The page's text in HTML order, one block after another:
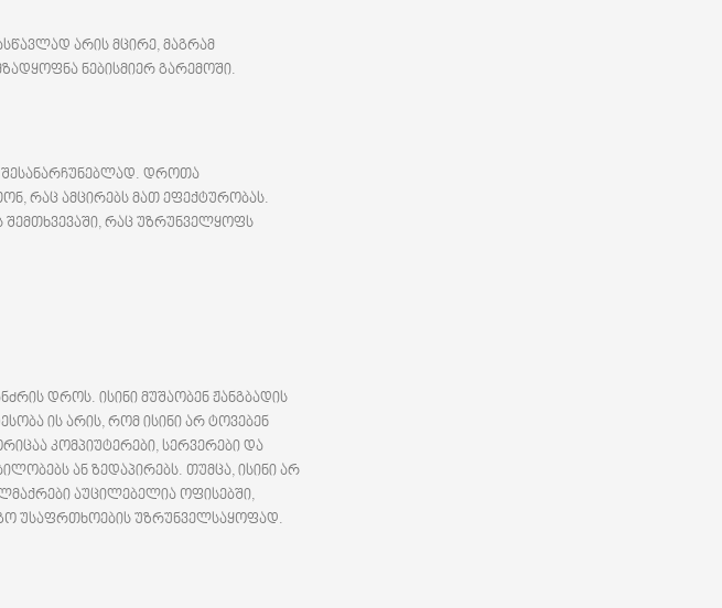
არის მცირე, მაგრამ
ნებისმიერ გარემოში.
შესანარჩუნებლად. დროთა
რაც ამცირებს მათ ეფექტურობას.
რაც უზრუნველყოფს
დროს. ისინი მუშაობენ ჟანგბადის
ის არის, რომ ისინი არ ტოვებენ
კომპიუტერები, სერვერები და
ან ზედაპირებს. თუმცა, ისინი არ
აუცილებელია ოფისებში,
უსაფრთხოების უზრუნველსაყოფად.